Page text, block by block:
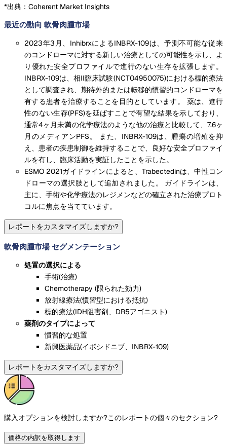
*出典：Coherent Market Insights
最近の動向 軟骨肉腫市場
2023年3月、InhibrxによるINBRX-109は、予測不可能な従来
のコンドローマに対する新しい治療としての可能性を示し、よ
り優れた安全プロファイルで進行のない生存を拡張します。
INBRX-109は、相II臨床試験(NCT04950075)における標的療法
として調査され、期待外的または転移的慣習的コンドローマを
有する患者を治療することを目的としています。 薬は、進行
性のない生存(PFS)を延ばすことで有望な結果を示しており、
通常4ヶ月未満の化学療法のような他の治療と比較して、7.6ヶ
月のメディアンPFS。 また、INBRX-109は、腫瘍の増殖を抑
え、患者の疾患制御を維持することで、良好な安全プロファイ
ルを有し、臨床活動を実証したことを示した。
ESMO 2021ガイドラインによると、Trabectedinは、中性コン
ドローマの選択肢として追加されました。 ガイドラインは、
主に、手術や化学療法のレジメンなどの確立された治療プロト
コルに焦点を当てています。
レポートをカスタマイズしますか?
軟骨肉腫市場 セグメンテーション
処置の選択による
手術(治療)
Chemotherapy (限られた効力)
放射線療法(慣習型における抵抗)
標的療法(IDH阻害剤、DR5アゴニスト)
薬剤のタイプによって
慣習的な処置
新興医薬品(イボシドニブ、INBRX-109)
レポートをカスタマイズしますか?
購入オプションを検討しますか?このレポートの個々のセクション?
価格の内訳を取得します